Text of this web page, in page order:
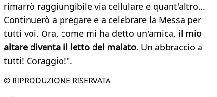
rimarrò raggiungibile via cellulare e quant'altro...
Continuerò a pregare e a celebrare la Messa per
tutti voi. Ora, come mi ha detto un'amica, il mio
altare diventa il letto del malato. Un abbraccio a
tutti! Coraggio!".
© RIPRODUZIONE RISERVATA